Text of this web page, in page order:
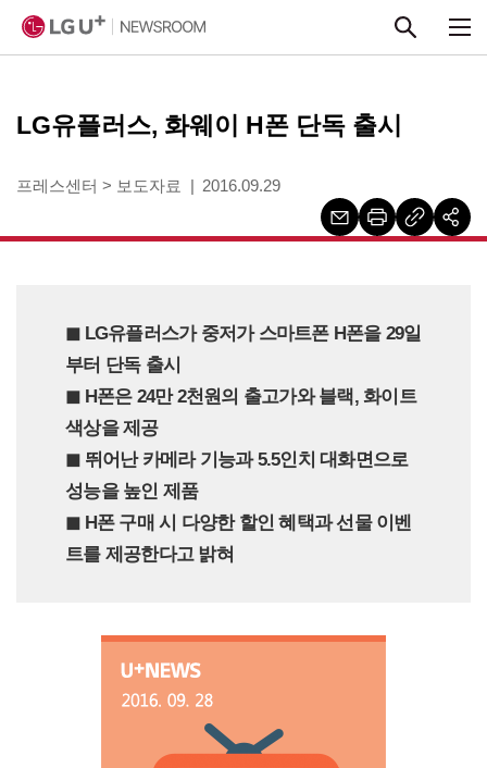
LG유플러스, 화웨이 H폰 단독 출시
프레스센터 > 보도자료 2016.09.29
◼︎ LG유플러스가 중저가 스마트폰 H폰을 29일
부터 단독 출시
◼︎ H폰은 24만 2천원의 출고가와 블랙, 화이트
색상을 제공
◼︎ 뛰어난 카메라 기능과 5.5인치 대화면으로
성능을 높인 제품
◼︎ H폰 구매 시 다양한 할인 혜택과 선물 이벤
트를 제공한다고 밝혀